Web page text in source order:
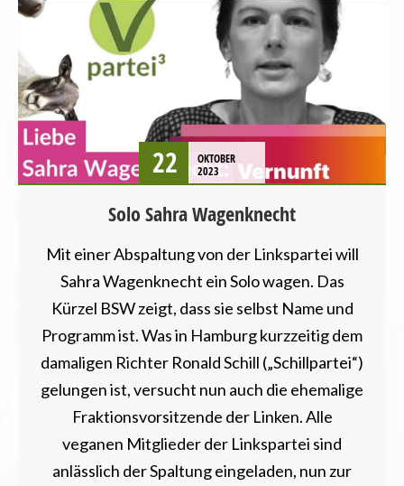
GESUNDHEIT
TIERSCHUTZ / TIERRECHTE
VEGANISMUS
22
OKTOBER
2023
Solo Sahra Wagenknecht
Mit einer Abspaltung von der Linkspartei will
Sahra Wagenknecht ein Solo wagen. Das
Kürzel BSW zeigt, dass sie selbst Name und
Programm ist. Was in Hamburg kurzzeitig dem
damaligen Richter Ronald Schill („Schillpartei“)
gelungen ist, versucht nun auch die ehemalige
Fraktionsvorsitzende der Linken. Alle
veganen Mitglieder der Linkspartei sind
anlässlich der Spaltung eingeladen, nun zur